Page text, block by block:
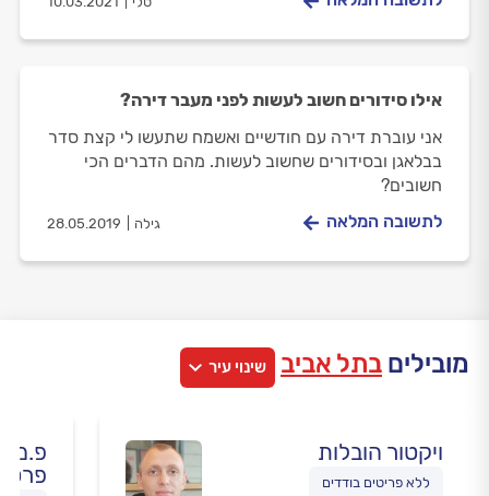
אילו סידורים חשוב לעשות לפני מעבר דירה?
אני עוברת דירה עם חודשיים ואשמח שתעשו לי קצת סדר
בבלאגן ובסידורים שחשוב לעשות. מהם הדברים הכי
חשובים?
גילה 28.05.2019 לתשובה המלאה
מובילים בתל אביב שינוי עיר
ויקטור הובלות
ללא פריטים בודדים
פ.מ.